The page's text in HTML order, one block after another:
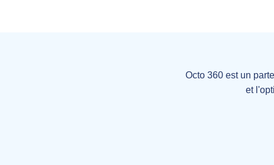
Octo 360 est un
et